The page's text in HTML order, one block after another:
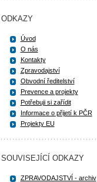
ODKAZY
Úvod
O nás
Kontakty
Zpravodajství
Obvodní ředitelství
Prevence a projekty
Potřebuji si zařídit
Informace o přijetí k PČR
Projekty EU
SOUVISEJÍCÍ ODKAZY
ZPRAVODAJSTVÍ - archiv